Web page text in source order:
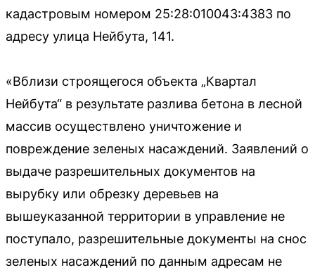
кадастровым номером 25:28:010043:4383 по
адресу улица Нейбута, 141.
«Вблизи строящегося объекта „Квартал
Нейбута“ в результате разлива бетона в лесной
массив осуществлено уничтожение и
повреждение зеленых насаждений. Заявлений о
выдаче разрешительных документов на
вырубку или обрезку деревьев на
вышеуказанной территории в управление не
поступало, разрешительные документы на снос
зеленых насаждений по данным адресам не